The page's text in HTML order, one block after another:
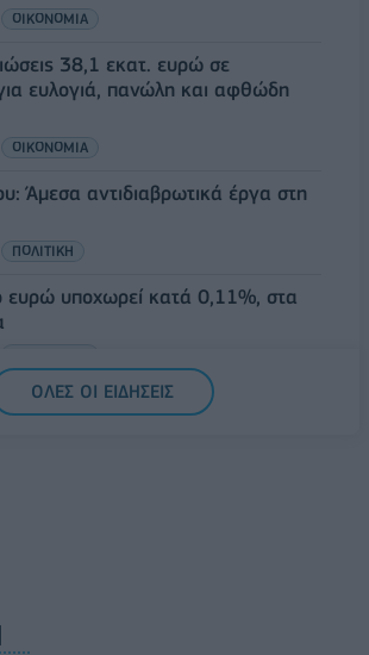
ΟΙΚΟΝΟΜΙΑ
38,1 εκατ. ευρώ σε
ευλογιά, πανώλη και αφθώδη
ΟΙΚΟΝΟΜΙΑ
Άμεσα αντιδιαβρωτικά έργα στη
ΠΟΛΙΤΙΚΗ
ευρώ υποχωρεί κατά 0,11%, στα
ΟΛΕΣ ΟΙ ΕΙΔΗΣΕΙΣ